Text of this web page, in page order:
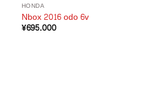
HONDA
Nbox 2016 odo 6v
¥695.000